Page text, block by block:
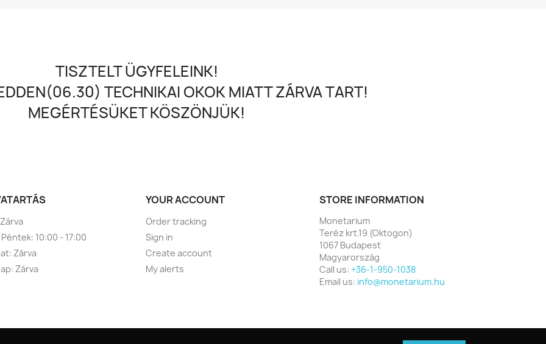
TISZTELT ÜGYFELEINK!
TECHNIKAI OKOK MIATT ZÁRVA TART!
MEGÉRTÉSÜKET KÖSZÖNJÜK!
10:00 - 17:00
Zárva
Zárva
YOUR ACCOUNT
Order tracking
Sign in
Create account
My alerts
STORE INFORMATION
Monetarium
Teréz krt.19 (Oktogon)
1067 Budapest
Magyarország
Call us: +36-1-950-1038
Email us: info@monetarium.hu